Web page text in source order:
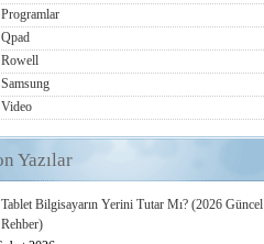
Programlar
Qpad
Rowell
Samsung
Video
Yazılar
Tablet Bilgisayarın Yerini Tutar Mı? (2026 Güncel
Rehber)